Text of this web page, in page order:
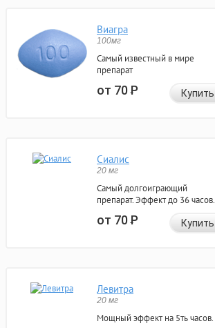
Виагра
100мг
Самый известный в мире
препарат
от 70Р Купить
Сиалис
20 мг
Самый долгоиграющий
препарат. Эффект до 36 часов.
от 70Р Купить
Левитра
20 мг
Мощный эффект на 5ть часов.